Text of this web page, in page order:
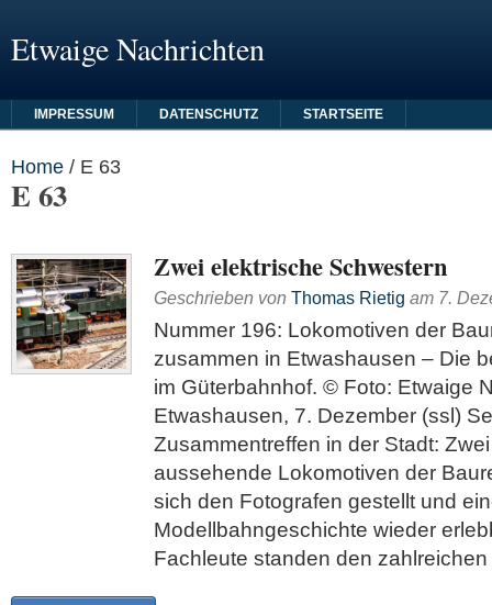
Etwaige Nachrichten
IMPRESSUM DATENSCHUTZ STARTSEITE
Home / E 63
E 63
Zwei elektrische Schwestern
Geschrieben von Thomas Rietig am 7.
Nummer 196: Lokomotiven der
zusammen in Etwashausen – Die
im Güterbahnhof. © Foto: Etwaige
Etwashausen, 7. Dezember (ssl)
Zusammentreffen in der Stadt:
aussehende Lokomotiven der
sich den Fotografen gestellt und
Modellbahngeschichte wieder
Fachleute standen den